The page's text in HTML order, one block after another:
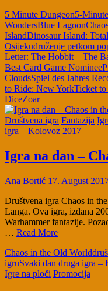
5 Minute Dungeon5-
WondersBlue Lagoon
IslandDinosaur Island:
Osijekudruženje petkom
Letter: The Hobbit – The
Best Card Game Nominee
CloudsSpiel des Jahres
to Ride: New YorkTicket
DiceZoar
Društvena igra Fantazija
igra – Kolovoz 2017
Igra na dan –
Ana Bortić 17. August
Društvena igra Chaos in
Langa. Ova igra, izdana
Warhammer fantazije.
… Read More
Chaos in the Old World
igruSvaki dan druga igra –
Igre na ploči Promocija